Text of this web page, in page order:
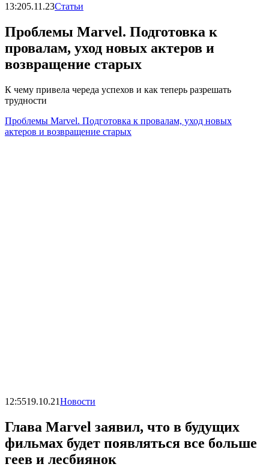
13:205.11.23Статьи
Проблемы Marvel. Подготовка к
провалам, уход новых актеров и
возвращение старых
К чему привела череда успехов и как теперь разрешать
трудности
Проблемы Marvel. Подготовка к провалам, уход новых
актеров и возвращение старых
12:5519.10.21Новости
Глава Marvel заявил, что в будущих
фильмах будет появляться все больше
геев и лесбиянок